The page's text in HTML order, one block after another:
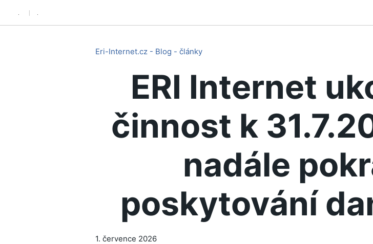
. .
Eri-Internet.cz - Blog - články
ERI Internet
činnost k
nadále
poskytování
1. července 2026